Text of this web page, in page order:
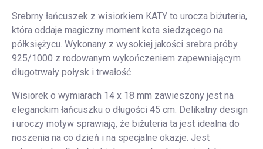
Srebrny łańcuszek z wisiorkiem KATY to urocza biżuteria,
która oddaje magiczny moment kota siedzącego na
półksiężycu. Wykonany z wysokiej jakości srebra próby
925/1000 z rodowanym wykończeniem zapewniającym
długotrwały połysk i trwałość.
Wisiorek o wymiarach 14 x 18 mm zawieszony jest na
eleganckim łańcuszku o długości 45 cm. Delikatny design
i uroczy motyw sprawiają, że biżuteria ta jest idealna do
noszenia na co dzień i na specjalne okazje. Jest